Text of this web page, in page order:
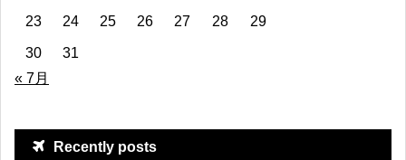
23
24 25 26 27 28 29
30
31
« 7月
Recently posts